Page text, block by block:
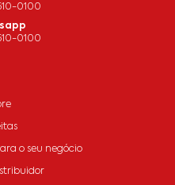
0100
0100
o seu negócio